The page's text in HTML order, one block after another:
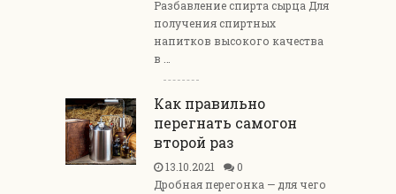
Разбавление спирта сырца Для
получения спиртных
напитков высокого качества
в …
Как правильно
перегнать самогон
второй раз
13.10.2021
0
Дробная перегонка — для чего